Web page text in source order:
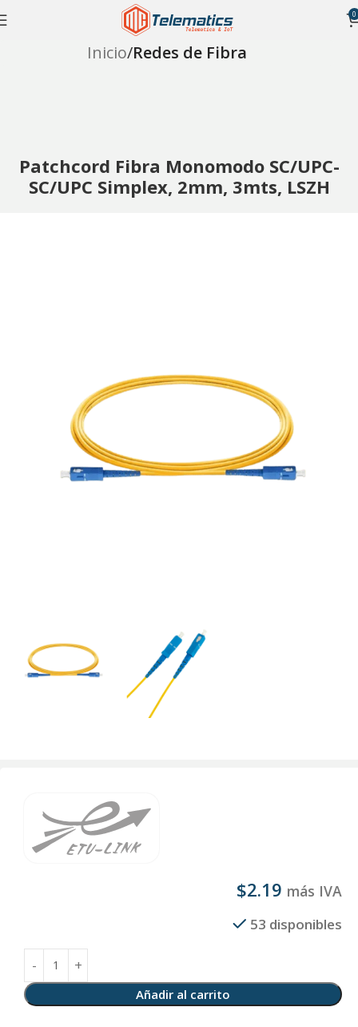
0
Inicio Redes de Fibra
Patchcord Fibra Monomodo SC/UPC-
SC/UPC Simplex, 2mm, 3mts, LSZH
$2.19 más IVA
53 disponibles
Añadir al carrito